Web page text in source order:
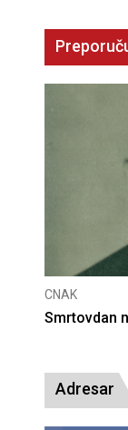
CNAK
Deseta
Adresar